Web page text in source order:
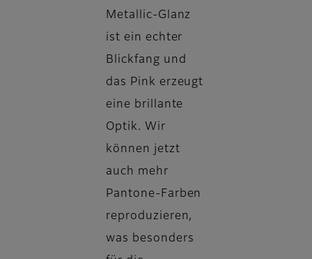
Metallic-Glanz
ist ein echter
Blickfang und
das Pink erzeugt
eine brillante
Optik. Wir
können jetzt
auch mehr
Pantone-Farben
reproduzieren,
was besonders